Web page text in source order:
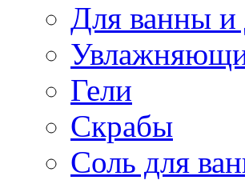
Для ванны
Гели
Скрабы
Соль для